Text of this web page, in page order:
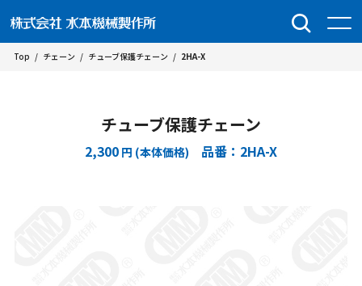
Top / チェーン / チューブ保護チェーン / 2HA-X
チューブ保護チェーン
2,300 円 (本体価格) 品番：2HA-X